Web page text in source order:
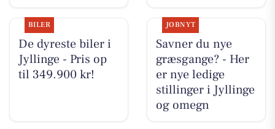
BILER
De dyreste biler i
Jyllinge - Pris op
til 349.900 kr!
JOBNYT
Savner du nye
græsgange? - Her
er nye ledige
stillinger i Jyllinge
og omegn